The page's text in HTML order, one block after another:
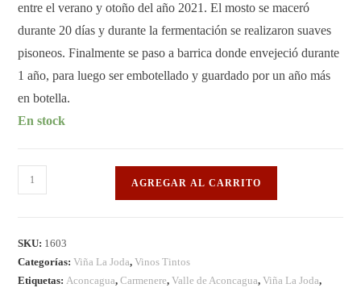
entre el verano y otoño del año 2021. El mosto se maceró
durante 20 días y durante la fermentación se realizaron suaves
pisoneos. Finalmente se paso a barrica donde envejeció durante
1 año, para luego ser embotellado y guardado por un año más
en botella.
En stock
AGREGAR AL CARRITO
SKU: 1603
Categorías:Viña La Joda,Vinos Tintos
Etiquetas:Aconcagua,Carmenere,Valle de Aconcagua,Viña La Joda,